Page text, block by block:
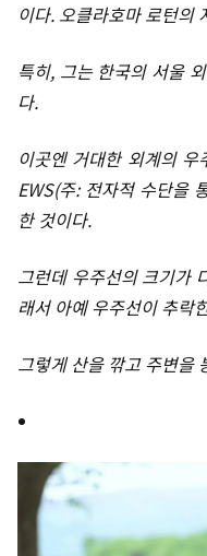
이다. 오클라호마 로턴의
특히, 그는 한국의 서울
다.
이곳엔 거대한 외계의
EWS(주: 전자적 수단을
한 것이다.
그런데 우주선의 크기가
래서 아예 우주선이 추락
그렇게 산을 깎고 주변을